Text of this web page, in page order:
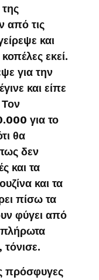
από τις
και
εκεί.
για την
και είπε
Τον
για το
θα
δεν
και τα
και τα
πίσω τα
φύγει από
τόνισε.
πρόσφυγες